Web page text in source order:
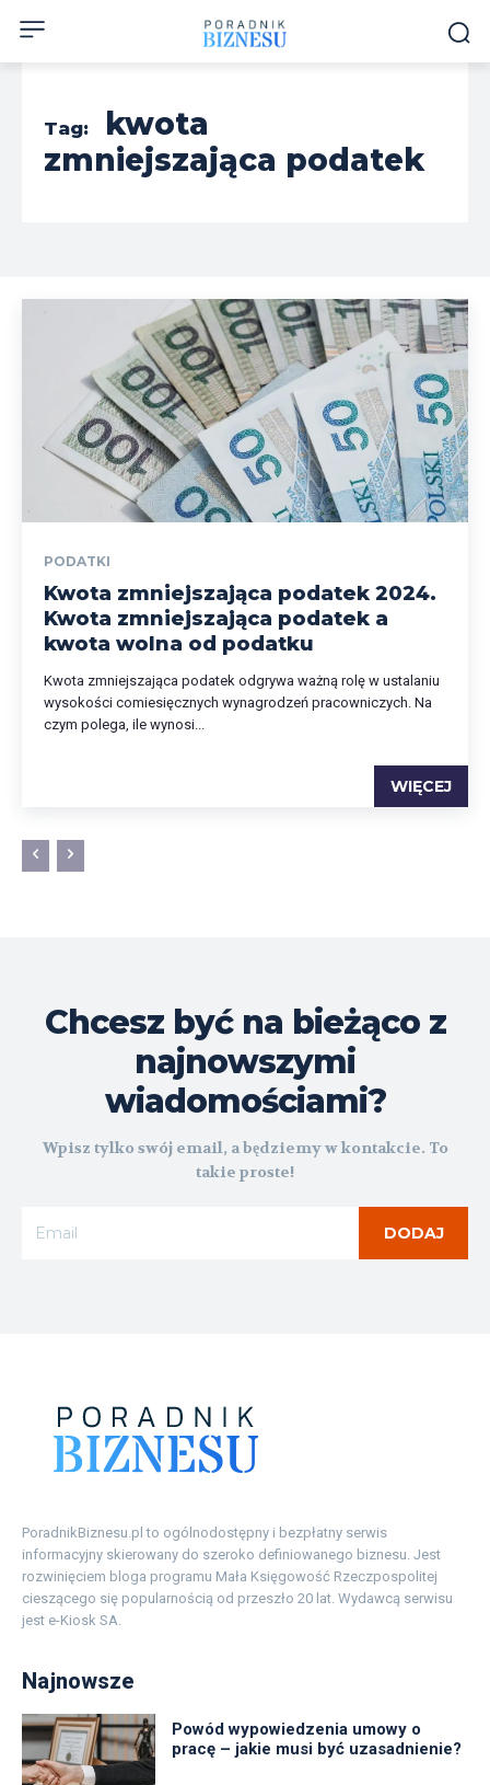
Tag:
kwota
zmniejszająca podatek
PODATKI
Kwota zmniejszająca podatek 2024.
Kwota zmniejszająca podatek a
kwota wolna od podatku
Kwota zmniejszająca podatek odgrywa ważną rolę w ustalaniu
wysokości comiesięcznych wynagrodzeń pracowniczych. Na
czym polega, ile wynosi...
WIĘCEJ
Chcesz być na bieżąco z
najnowszymi
wiadomościami?
Wpisz tylko swój email, a będziemy w kontakcie. To
takie proste!
DODAJ
PoradnikBiznesu.pl to ogólnodostępny i bezpłatny serwis
informacyjny skierowany do szeroko definiowanego biznesu. Jest
rozwinięciem bloga programu Mała Księgowość Rzeczpospolitej
cieszącego się popularnością od przeszło 20 lat. Wydawcą serwisu
jest e-Kiosk SA.
Najnowsze
Powód wypowiedzenia umowy o
pracę – jakie musi być uzasadnienie?